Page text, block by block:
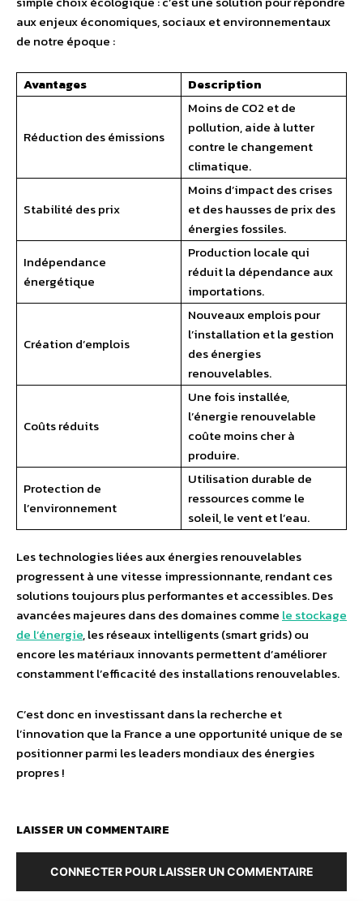
aux enjeux économiques, sociaux et environnementaux
de notre époque :
Avantages Description
Réduction des émissions
Moins de CO2 et de
pollution, aide à lutter
contre le changement
climatique.
Stabilité des prix
Moins d’impact des crises
et des hausses de prix des
énergies fossiles.
Indépendance
énergétique
Production locale qui
réduit la dépendance aux
importations.
Création d’emplois
Nouveaux emplois pour
l’installation et la gestion
des énergies
renouvelables.
Coûts réduits
Une fois installée,
l’énergie renouvelable
coûte moins cher à
produire.
Protection de
l’environnement
Utilisation durable de
ressources comme le
soleil, le vent et l’eau.
Les technologies liées aux énergies renouvelables
progressent à une vitesse impressionnante, rendant ces
solutions toujours plus performantes et accessibles. Des
avancées majeures dans des domaines comme le stockage
de l’énergie, les réseaux intelligents (smart grids) ou
encore les matériaux innovants permettent d’améliorer
constamment l’efficacité des installations renouvelables.
C’est donc en investissant dans la recherche et
l’innovation que la France a une opportunité unique de se
positionner parmi les leaders mondiaux des énergies
propres !
LAISSER UN COMMENTAIRE
CONNECTER POUR LAISSER UN COMMENTAIRE